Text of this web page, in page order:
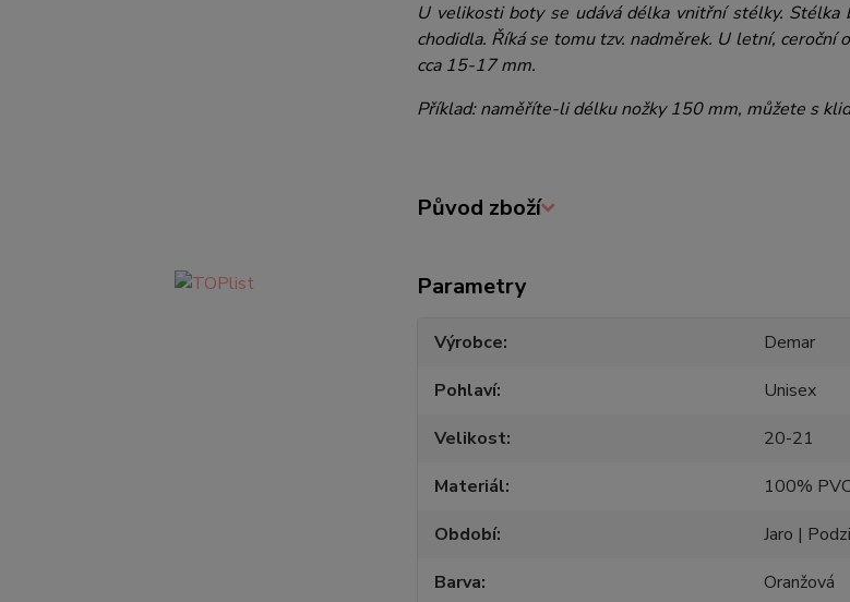
U velikosti boty se udává délka vnitřní stélky.
chodidla. Říká se tomu tzv. nadměrek. U letní,
cca 15-17 mm.
Příklad: naměříte-li délku nožky 150 mm, můžete s
Původ zboží
Parametry
Výrobce
Demar
Pohlaví
Unisex
Velikost
20-21
Materiál
100%
Období
Jaro |
Barva
Oranžová